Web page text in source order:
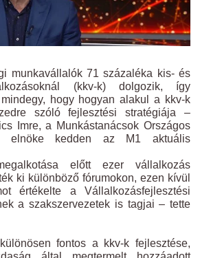
munkavállalók 71 százaléka kis- és
(kkv-k) dolgozik, így
hogy hogyan alakul a kkv-k
szóló fejlesztési stratégiája –
Imre, a Munkástanácsok Országos
elnöke kedden az M1 aktuális
előtt ezer vállalkozás
ki különböző fórumokon, ezen kívül
értékelte a Vállalkozásfejlesztési
a szakszervezetek is tagjai – tette
fontos a kkv-k fejlesztése,